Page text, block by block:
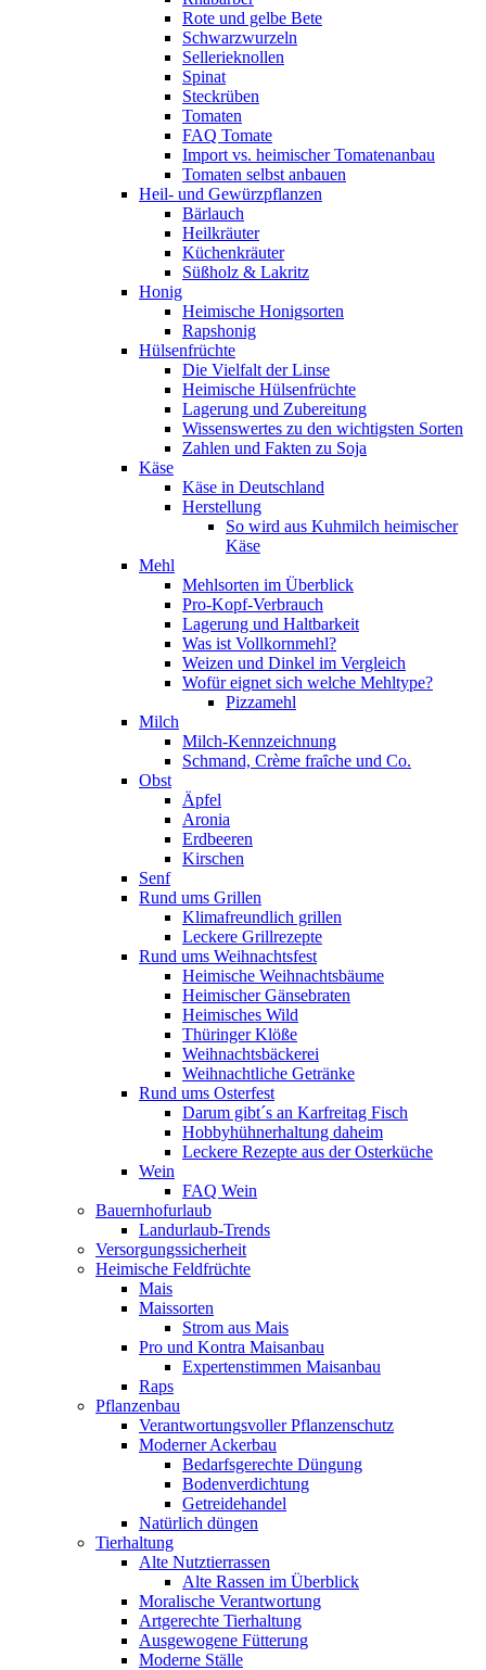
Rote und gelbe Bete
Schwarzwurzeln
Sellerieknollen
Spinat
Steckrüben
Tomaten
FAQ Tomate
Import vs. heimischer Tomatenanbau
Tomaten selbst anbauen
Heil- und Gewürzpflanzen
Bärlauch
Heilkräuter
Küchenkräuter
Süßholz & Lakritz
Honig
Heimische Honigsorten
Rapshonig
Hülsenfrüchte
Die Vielfalt der Linse
Heimische Hülsenfrüchte
Lagerung und Zubereitung
Wissenswertes zu den wichtigsten Sorten
Zahlen und Fakten zu Soja
Käse
Käse in Deutschland
Herstellung
So wird aus Kuhmilch heimischer
Käse
Mehl
Mehlsorten im Überblick
Pro-Kopf-Verbrauch
Lagerung und Haltbarkeit
Was ist Vollkornmehl?
Weizen und Dinkel im Vergleich
Wofür eignet sich welche Mehltype?
Pizzamehl
Milch
Milch-Kennzeichnung
Schmand, Crème fraȋche und Co.
Obst
Äpfel
Aronia
Erdbeeren
Kirschen
Senf
Rund ums Grillen
Klimafreundlich grillen
Leckere Grillrezepte
Rund ums Weihnachtsfest
Heimische Weihnachtsbäume
Heimischer Gänsebraten
Heimisches Wild
Thüringer Klöße
Weihnachtsbäckerei
Weihnachtliche Getränke
Rund ums Osterfest
Darum gibt´s an Karfreitag Fisch
Hobbyhühnerhaltung daheim
Leckere Rezepte aus der Osterküche
Wein
FAQ Wein
Bauernhofurlaub
Landurlaub-Trends
Versorgungssicherheit
Heimische Feldfrüchte
Mais
Maissorten
Strom aus Mais
Pro und Kontra Maisanbau
Expertenstimmen Maisanbau
Raps
Pflanzenbau
Verantwortungsvoller Pflanzenschutz
Moderner Ackerbau
Bedarfsgerechte Düngung
Bodenverdichtung
Getreidehandel
Natürlich düngen
Tierhaltung
Alte Nutztierrassen
Alte Rassen im Überblick
Moralische Verantwortung
Artgerechte Tierhaltung
Ausgewogene Fütterung
Moderne Ställe